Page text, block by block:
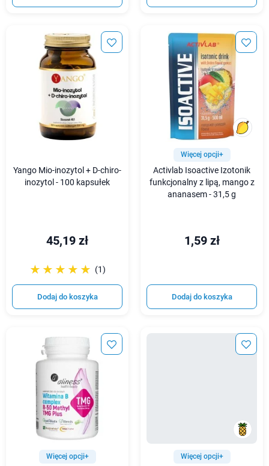
Yango Mio-inozytol + D-chiro-
inozytol - 100 kapsułek
45,19 zł
☆☆☆☆☆
★★★★★ (1)
Dodaj do koszyka
Więcej opcji+
Activlab Isoactive Izotonik
funkcjonalny z lipą, mango z
ananasem - 31,5 g
1,59 zł
Dodaj do koszyka
Więcej opcji+ Więcej opcji+